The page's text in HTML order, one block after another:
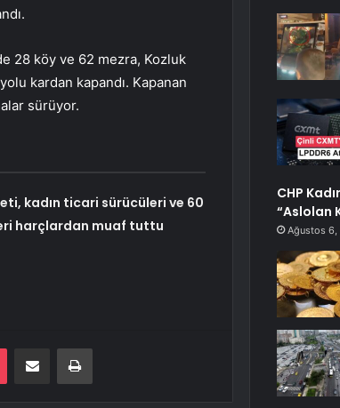
28 köy ve 62 mezra, Kozluk
kardan kapandı. Kapanan
sürüyor.
kadın ticari sürücüleri ve 60
harçlardan muaf tuttu
Pocket E-Posta ile paylaş Yazdır
CHP
“Aslolan
Ağustos 6,